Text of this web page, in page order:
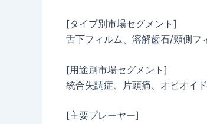
[タイプ別市場セグメント]
舌下フィルム、溶解歯石/頬側フ
[用途別市場セグメント]
統合失調症、片頭痛、オピオイ
[主要プレーヤー]